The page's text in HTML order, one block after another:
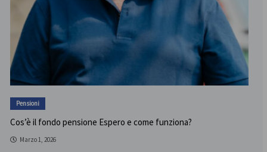
Pensioni
Cos’è il fondo pensione Espero e come funziona?
Marzo 1, 2026